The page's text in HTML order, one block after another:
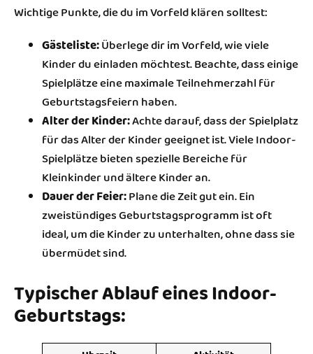
Wichtige Punkte, die du im Vorfeld klären solltest:
Gästeliste:Überlege dir im Vorfeld, wie viele
Kinder du einladen möchtest. Beachte, dass einige
Spielplätze eine maximale Teilnehmerzahl für
Geburtstagsfeiern haben.
Alter der Kinder:Achte darauf, dass der Spielplatz
für das Alter der Kinder geeignet ist. Viele Indoor-
Spielplätze bieten spezielle Bereiche für
Kleinkinder und ältere Kinder an.
Dauer der Feier:Plane die Zeit gut ein. Ein
zweistündiges Geburtstagsprogramm ist oft
ideal, um die Kinder zu unterhalten, ohne dass sie
übermüdet sind.
Typischer Ablauf eines Indoor-
Geburtstags: